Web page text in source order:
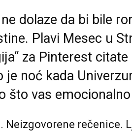
dolaze da bi bile
Plavi Mesec u
za Pinterest
je noć kada
što vas
Neizgovorene rečenice.